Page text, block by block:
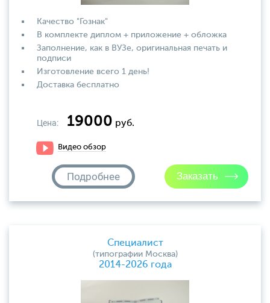
Качество "Гознак"
В комплекте диплом + приложение + обложка
Заполнение, как в ВУЗе, оригинальная печать и
подписи
Изготовление всего 1 день!
Доставка бесплатно
Цена: 19000 руб.
Видео обзор
Подробнее
Специалист
(типографии Москва)
2014-2026 года